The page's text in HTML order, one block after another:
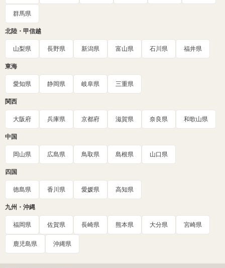
群馬県
北陸・甲信越
山梨県 長野県 新潟県 富山県 石川県 福井県
東海
愛知県 静岡県 岐阜県 三重県
関西
大阪府 兵庫県 京都府 滋賀県 奈良県 和歌山県
中国
岡山県 広島県 鳥取県 島根県 山口県
四国
徳島県 香川県 愛媛県 高知県
九州・沖縄
福岡県 佐賀県 長崎県 熊本県 大分県 宮崎県
鹿児島県 沖縄県